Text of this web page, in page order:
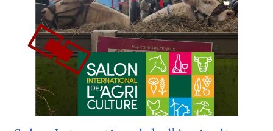
TASTING
VOUCHER,
CORSICA,
CÔTES-
PROVENCE
DOMAINE
VITICOLE,
ADHÉRENT,